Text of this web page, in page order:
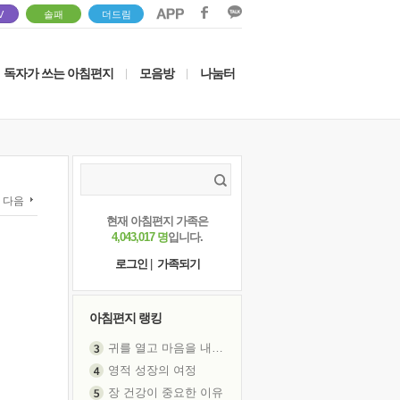
솔패 더드림
독자가 쓰는 아침편지 모음방 나눔터
다음
현재 아침편지 가족은
4,043,017 명입니다.
로그인
가족되기
아침편지 랭킹
영적 성장의 여정
장 건강이 중요한 이유
신의 음성을 듣는다